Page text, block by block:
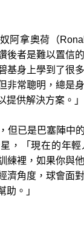
阿拿奧荷（
後者是難以置信
基身上學到了很
非常聰明，總是
提供解決方案。」
但已是巴塞陣中
，「現在的年
練裡，如果你與
濟角度，球會面
助。」